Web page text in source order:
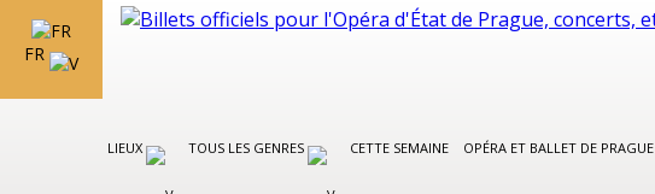
FR
LIEUX TOUS LES GENRES CETTE SEMAINE OPÉRA ET BALLET DE PRAGUE